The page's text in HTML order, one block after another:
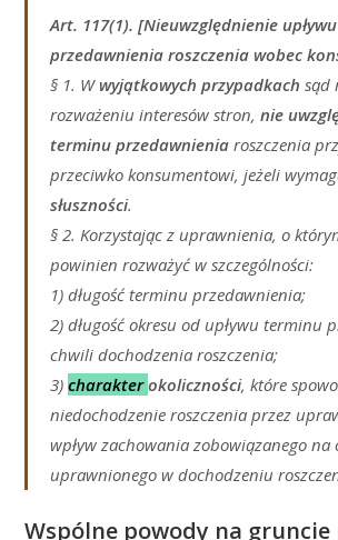
Art. 117(1). [Nieuwzględnienie
przedawnienia roszczenia wobec
§ 1. W wyjątkowych przypadkachsąd
rozważeniu interesów stron,nie
terminu przedawnienia roszczenia
przeciwko konsumentowi, jeżeli
słuszności.
§ 2. Korzystając z uprawnienia, o
powinien rozważyć w szczególności:
1) długość terminu przedawnienia;
2) długość okresu od upływu terminu
chwili dochodzenia roszczenia;
3)charakterokoliczności, które
niedochodzenie roszczenia przez
wpływ zachowania zobowiązanego na
uprawnionego w dochodzeniu
Wspólne powody na gruncie